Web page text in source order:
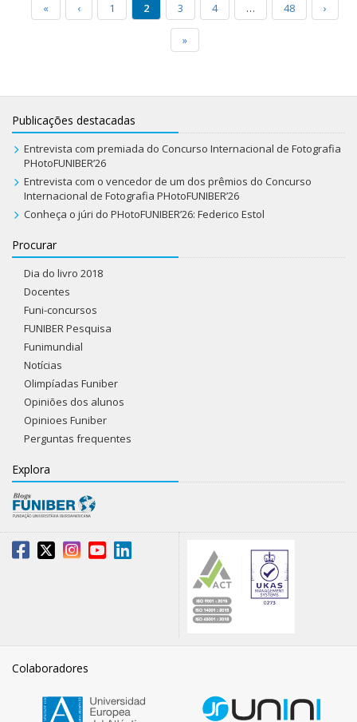
« ‹ 1 2 3 4 … 48 ›
»
Publicações destacadas
Entrevista com premiada do Concurso Internacional de Fotografia
PHotoFUNIBER’26
Entrevista com o vencedor de um dos prêmios do Concurso
Internacional de Fotografia PHotoFUNIBER’26
Conheça o júri do PHotoFUNIBER’26: Federico Estol
Procurar
Dia do livro 2018
Docentes
Funi-concursos
FUNIBER Pesquisa
Funimundial
Notícias
Olimpíadas Funiber
Opiniões dos alunos
Opinioes Funiber
Perguntas frequentes
Explora
Colaboradores